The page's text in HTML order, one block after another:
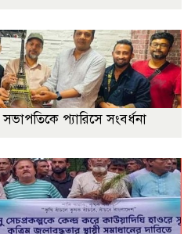
প্যারিসে সংবর্ধনা